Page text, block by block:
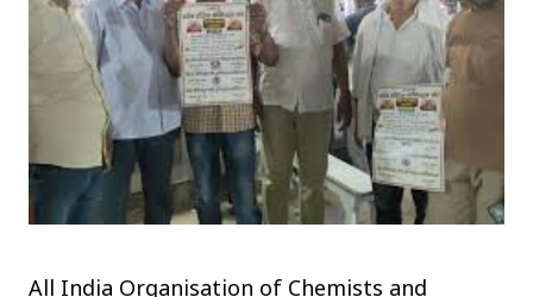
All India Organisation of Chemists and